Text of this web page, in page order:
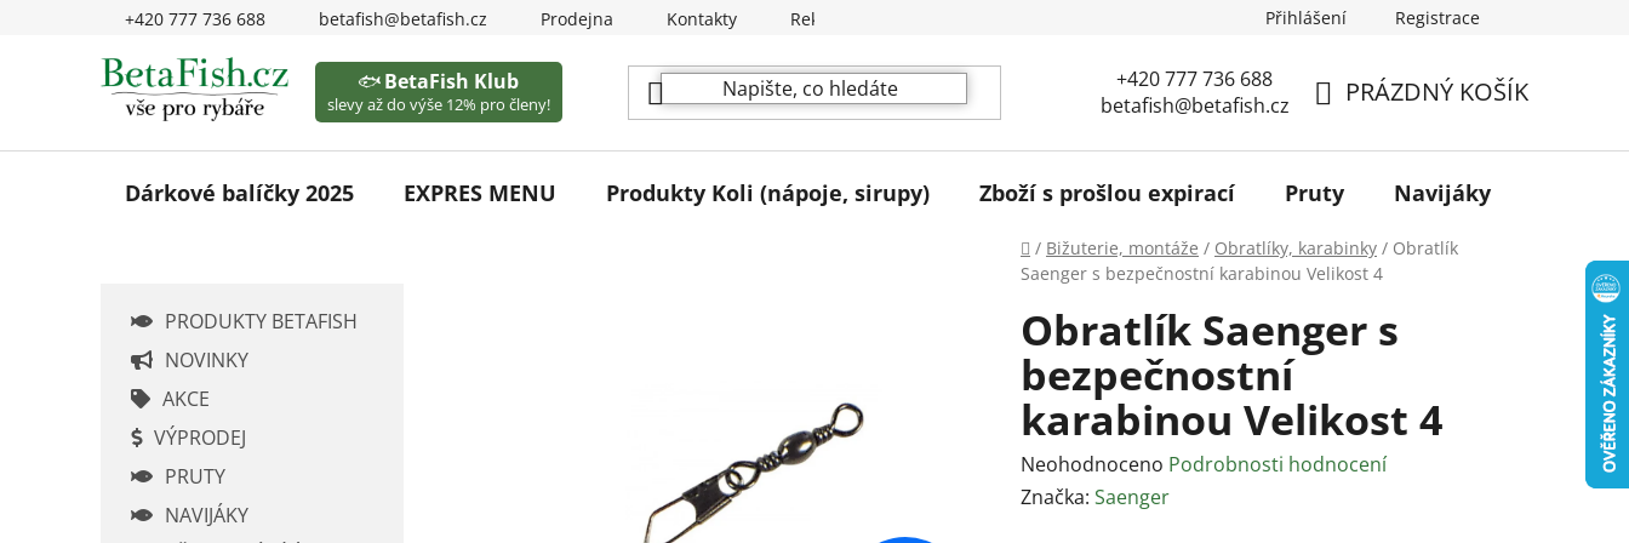
+420 777 736 688 betafish@betafish.cz Prodejna Kontakty Reklamační podmínky Přihlášení Registrace
KOŠÍK
PRÁZDNÝ KOŠÍK
+420 777 736 688
betafish@betafish.cz
🐟BetaFish Klub
slevy až do výše 12% pro členy!
Dárkové balíčky 2025 EXPRES MENU Produkty Koli (nápoje, sirupy) Zboží s prošlou expirací Pruty Navijáky
Domů
/ Bižuterie, montáže / Obratlíky, karabinky / Obratlík
Saenger s bezpečnostní karabinou Velikost 4
PRODUKTY BETAFISH
NOVINKY
AKCE
VÝPRODEJ
PRUTY
NAVIJÁKY
Obratlík Saenger s
bezpečnostní
karabinou Velikost 4
Průměrné
hodnocení
Neohodnoceno Podrobnosti hodnocení
Značka: Saenger